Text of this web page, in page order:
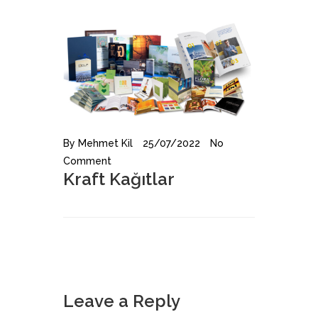
By Mehmet Kil 25/07/2022
No
Comment
Kraft Kağıtlar
Leave a Reply